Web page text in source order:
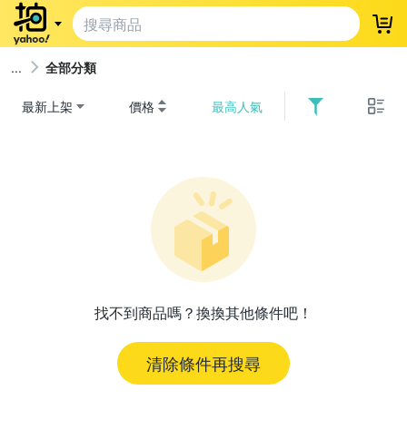
登
全部分類
最新上架 價格 最高人氣
找不到商品嗎？換換其他條件吧！
清除條件再搜尋